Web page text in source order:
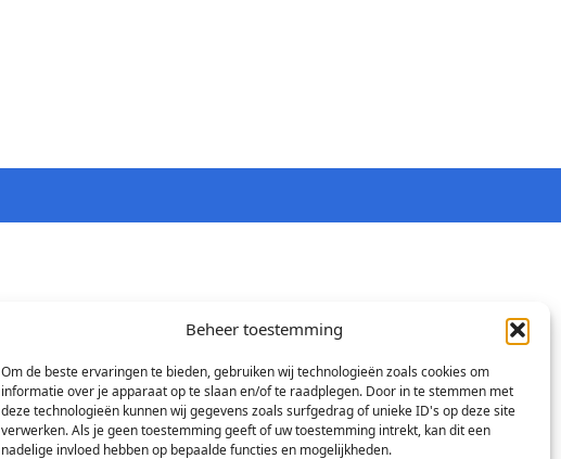
Beheer toestemming
Om de beste ervaringen te bieden, gebruiken wij technologieën zoals cookies om
informatie over je apparaat op te slaan en/of te raadplegen. Door in te stemmen met
deze technologieën kunnen wij gegevens zoals surfgedrag of unieke ID's op deze site
verwerken. Als je geen toestemming geeft of uw toestemming intrekt, kan dit een
nadelige invloed hebben op bepaalde functies en mogelijkheden.